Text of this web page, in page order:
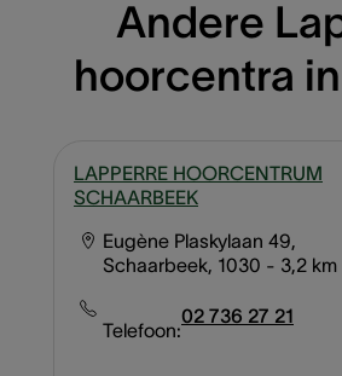
Andere
hoorcentra
LAPPERRE HOORCENTRUM
SCHAARBEEK
Eugène Plaskylaan 49,
Schaarbeek, 1030 - 3,2 km
Telefoon:
02 736 27 21